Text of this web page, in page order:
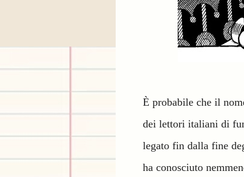
È probabile che il
dei lettori italiani di
legato fin dalla fine
ha conosciuto